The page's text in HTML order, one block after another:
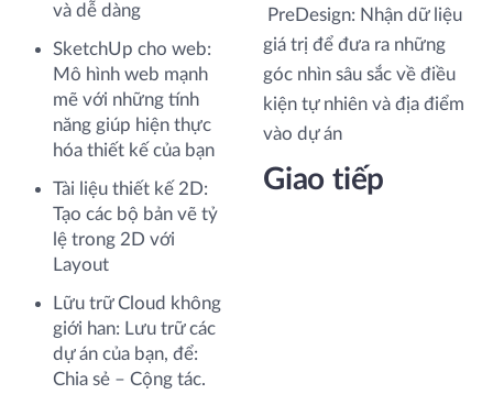
và dễ dàng
SketchUp cho web:
Mô hình web mạnh
mẽ với những tính
năng giúp hiện thực
hóa thiết kế của bạn
Tài liệu thiết kế 2D:
Tạo các bộ bản vẽ tỷ
lệ trong 2D với
Layout
Lữu trữ Cloud không
giới han: Lưu trữ các
dự án của bạn, để:
Chia sẻ – Cộng tác.
PreDesign: Nhận dữ liệu
giá trị để đưa ra những
góc nhìn sâu sắc về điều
kiện tự nhiên và địa điểm
vào dự án
Giao tiếp